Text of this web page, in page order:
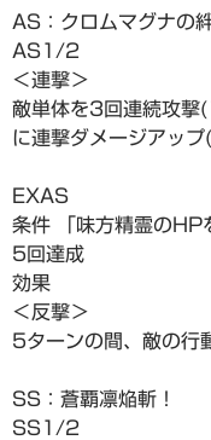
AS：クロムマグナの
AS1/2
＜連撃＞
敵単体を3回連続攻
に連撃ダメージアッ
EXAS
条件 「味方精霊の
5回達成
効果
＜反撃＞
5ターンの間、敵の行
SS：蒼覇凛焔斬！
SS1/2